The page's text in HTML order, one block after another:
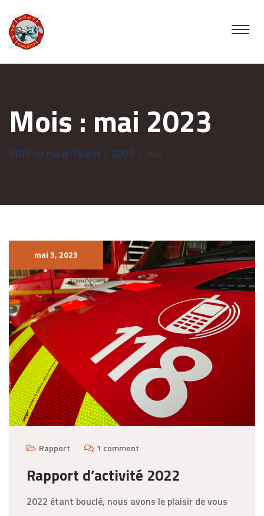
Mois : mai 2023
SDIS du Haut-Talent 2023
mai 3, 2023
Rapport 1 comment
Rapport d’activité 2022
2022 étant bouclé, nous avons le plaisir de vous